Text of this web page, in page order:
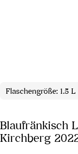
Flaschengröße: 1.5 L
Blaufränkisch
Kirchberg